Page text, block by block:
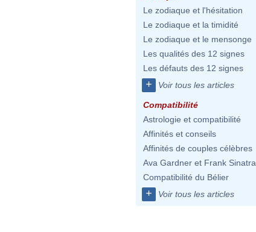
Le zodiaque et l'hésitation
Le zodiaque et la timidité
Le zodiaque et le mensonge
Les qualités des 12 signes
Les défauts des 12 signes
+ Voir tous les articles
Compatibilité
Astrologie et compatibilité
Affinités et conseils
Affinités de couples célèbres
Ava Gardner et Frank Sinatra
Compatibilité du Bélier
+ Voir tous les articles